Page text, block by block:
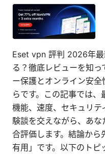
Eset vpn 評判 2026年
る？徹底レビューを知
ー保護とオンライン安
らです。この記事では
機能、速度、セキュリ
験談を交えながら、あ
合評価します。結論か
有用」です。以下のトピ